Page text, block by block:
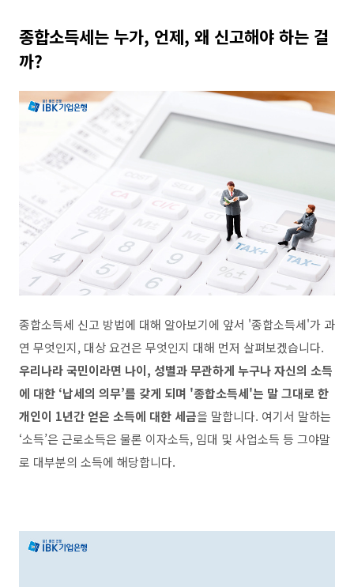
종합소득세는 누가, 언제, 왜 신고해야 하는 걸
까?
종합소득세 신고 방법에 대해 알아보기에 앞서 '종합소득세'가 과
연 무엇인지, 대상 요건은 무엇인지 대해 먼저 살펴보겠습니다.
우리나라 국민이라면 나이, 성별과 무관하게 누구나 자신의 소득
에 대한 ‘납세의 의무’를 갖게 되며 '종합소득세'는 말 그대로 한
개인이 1년간 얻은 소득에 대한 세금을 말합니다. 여기서 말하는
‘소득’은 근로소득은 물론 이자소득, 임대 및 사업소득 등 그야말
로 대부분의 소득에 해당합니다.